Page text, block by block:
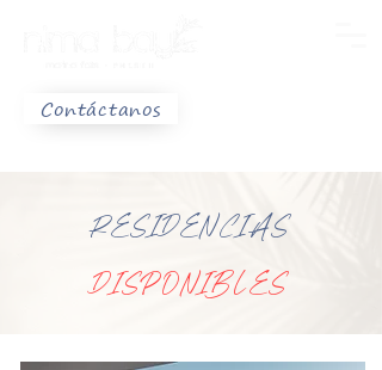
Contáctanos
RESIDENCIAS
DISPONIBLES